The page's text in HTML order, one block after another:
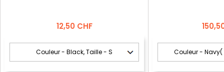
Prix
12,50 CHF Prix